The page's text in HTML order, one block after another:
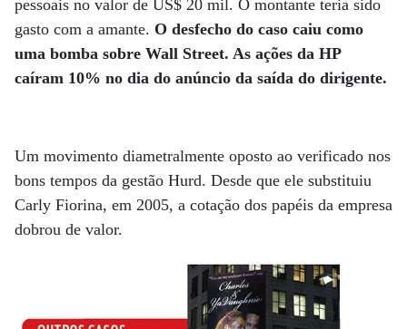
pessoais no valor de US$ 20 mil. O montante teria sido
gasto com a amante. O desfecho do caso caiu como
uma bomba sobre Wall Street. As ações da HP
caíram 10% no dia do anúncio da saída do dirigente.
Um movimento diametralmente oposto ao verificado nos
bons tempos da gestão Hurd. Desde que ele substituiu
Carly Fiorina, em 2005, a cotação dos papéis da empresa
dobrou de valor.